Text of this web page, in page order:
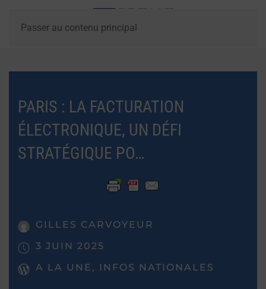
Passer au contenu principal
PARIS : LA FACTURATION
ÉLECTRONIQUE, UN DÉFI
STRATÉGIQUE PO…
GILLES CARVOYEUR
3 JUIN 2025
A LA UNE, INFOS NATIONALES